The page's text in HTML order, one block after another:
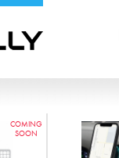
COMING
SOON